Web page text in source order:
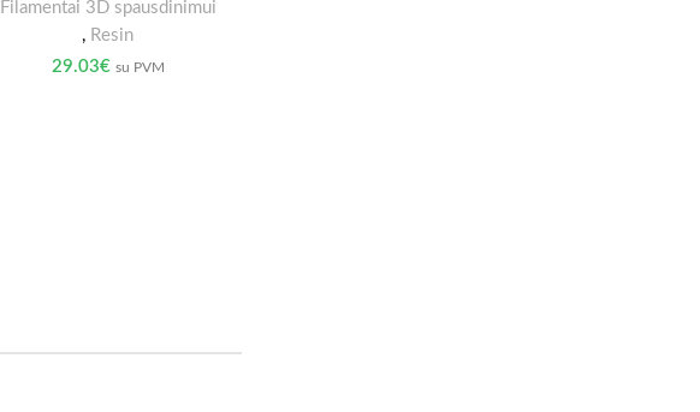
Filamentai 3D spausdinimui
, Resin
29.03€ su PVM